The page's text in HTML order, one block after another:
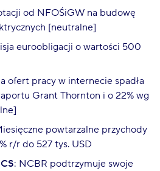
od NFOŚiGW na budowę
[neutralne]
euroobligacji o wartości 500
ofert pracy w internecie spadła
Grant Thornton i o 22% wg
powtarzalne przychody
r/r do 527 tys. USD
: NCBR podtrzymuje swoje